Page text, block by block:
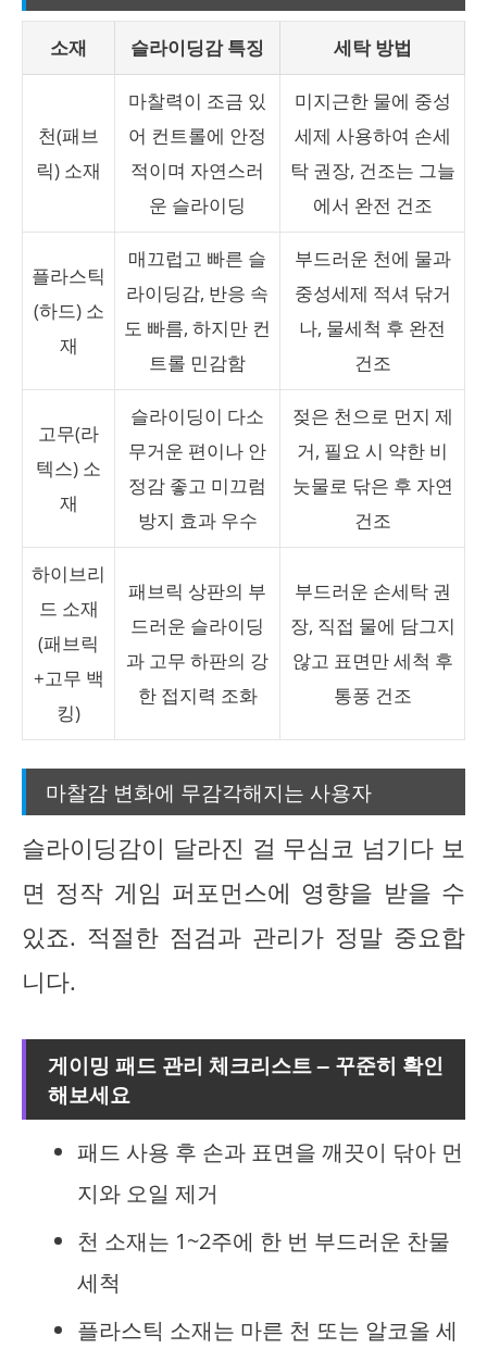
소재 슬라이딩감 특징 세탁 방법
천(패브
릭) 소재
마찰력이 조금 있
어 컨트롤에 안정
적이며 자연스러
운 슬라이딩
미지근한 물에 중성
세제 사용하여 손세
탁 권장, 건조는 그늘
에서 완전 건조
플라스틱
(하드) 소
재
매끄럽고 빠른 슬
라이딩감, 반응 속
도 빠름, 하지만 컨
트롤 민감함
부드러운 천에 물과
중성세제 적셔 닦거
나, 물세척 후 완전
건조
고무(라
텍스) 소
재
슬라이딩이 다소
무거운 편이나 안
정감 좋고 미끄럼
방지 효과 우수
젖은 천으로 먼지 제
거, 필요 시 약한 비
눗물로 닦은 후 자연
건조
하이브리
드 소재
(패브릭
+고무 백
킹)
패브릭 상판의 부
드러운 슬라이딩
과 고무 하판의 강
한 접지력 조화
부드러운 손세탁 권
장, 직접 물에 담그지
않고 표면만 세척 후
통풍 건조
마찰감 변화에 무감각해지는 사용자
슬라이딩감이 달라진 걸 무심코 넘기다 보
면 정작 게임 퍼포먼스에 영향을 받을 수
있죠. 적절한 점검과 관리가 정말 중요합
니다.
게이밍 패드 관리 체크리스트 – 꾸준히 확인
해보세요
패드 사용 후 손과 표면을 깨끗이 닦아 먼
지와 오일 제거
천 소재는 1~2주에 한 번 부드러운 찬물
세척
플라스틱 소재는 마른 천 또는 알코올 세